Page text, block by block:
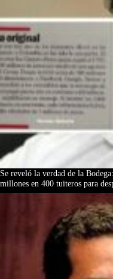
Se reveló la verdad de la
millones en 400 tuiteros para